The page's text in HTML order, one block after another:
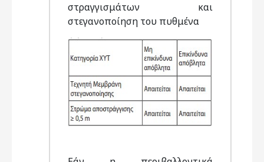
στραγγισμάτων και
στεγανοποίηση του πυθμένα